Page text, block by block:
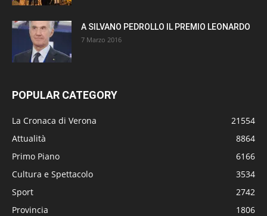
A SILVANO PEDROLLO IL PREMIO LEONARDO
7 Marzo 2016
POPULAR CATEGORY
La Cronaca di Verona
21554
Attualità
8864
Primo Piano
6166
Cultura e Spettacolo
3534
Sport
2742
Provincia
1806